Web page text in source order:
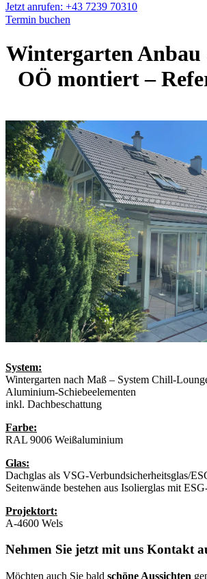
Jetzt anrufen: +43 7239 70310
Termin buchen
Wintergarten Anbau
OÖ montiert –
System:
Wintergarten nach Maß – System Chill-
Aluminium-Schiebeelementen
inkl. Dachbeschattung
Farbe:
RAL 9006 Weißaluminium
Glas:
Dachglas als VSG-Verbundsicherheitsglas/
Seitenwände bestehen aus Isolierglas mit
Projektort:
A-4600 Wels
Nehmen Sie jetzt mit uns Kontakt
Möchten auch Sie bald schöne Aussichten